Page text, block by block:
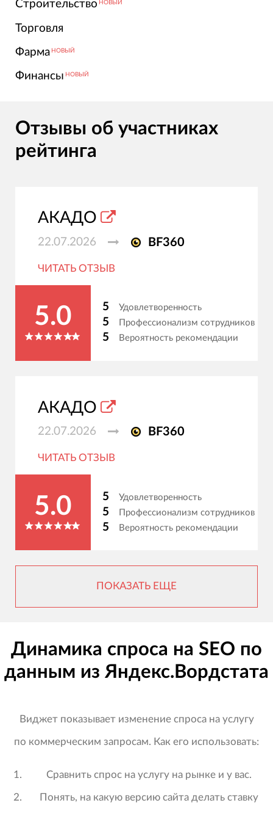
Строительство НОВЫЙ
Торговля
Фарма НОВЫЙ
Финансы НОВЫЙ
Отзывы об участниках
рейтинга
АКАДО
22.07.2026 BF360
ЧИТАТЬ ОТЗЫВ
5.0 5 Удовлетворенность
5 Профессионализм сотрудников
5 Вероятность рекомендации
АКАДО
22.07.2026 BF360
ЧИТАТЬ ОТЗЫВ
5.0 5 Удовлетворенность
5 Профессионализм сотрудников
5 Вероятность рекомендации
ПОКАЗАТЬ ЕЩЕ
Динамика спроса на SEO по
данным из Яндекс.Вордстата
Виджет показывает изменение спроса на услугу
по коммерческим запросам. Как его использовать:
Сравнить спрос на услугу на рынке и у вас.
Понять, на какую версию сайта делать ставку